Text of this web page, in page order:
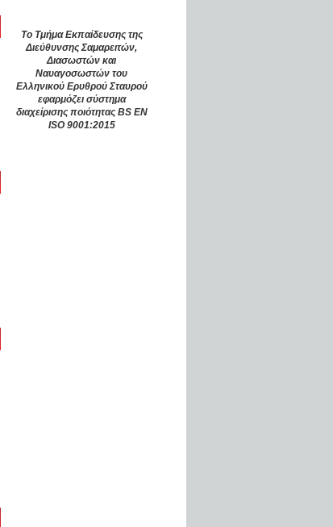
Το Τμήμα Εκπαίδευσης της
Διεύθυνσης Σαμαρειτών,
Διασωστών και
Ναυαγοσωστών του
Ελληνικού Ερυθρού Σταυρού
εφαρμόζει σύστημα
διαχείρισης ποιότητας BS EN
ISO 9001:2015